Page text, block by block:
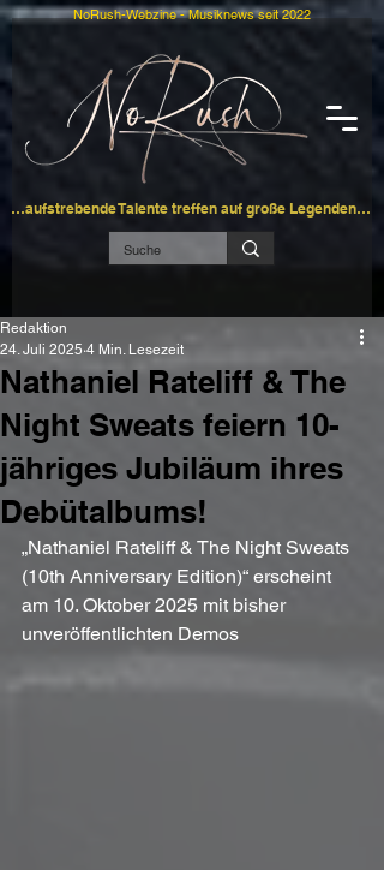
…aufstrebende Talente treffen auf große Legenden…
NoRush-Webzine - Musiknews seit 2022
Nathaniel Rateliff & The
Night Sweats feiern 10-
jähriges Jubiläum ihres
Debütalbums!
Redaktion
24. Juli 2025 4 Min. Lesezeit
„Nathaniel Rateliff & The Night Sweats
(10th Anniversary Edition)“ erscheint
am 10. Oktober 2025 mit bisher
unveröffentlichten Demos